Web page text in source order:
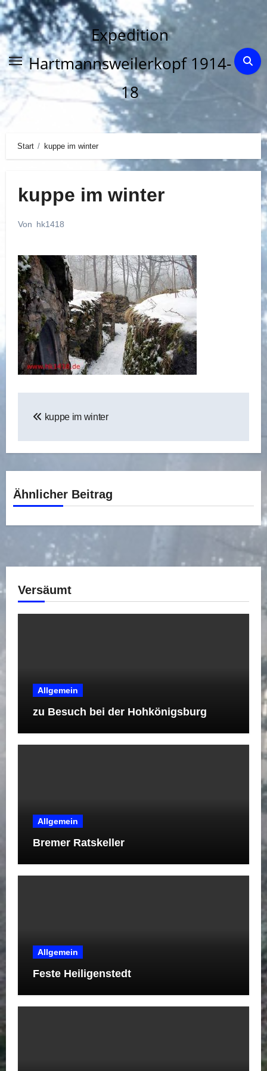
Zum
Inhalt
springen
Expedition
Hartmannsweilerkopf 1914-
18
Start kuppe im winter
kuppe im winter
Von hk1418
kuppe im winter
Ähnlicher Beitrag
Versäumt
Allgemein
zu Besuch bei der Hohkönigsburg
Allgemein
Bremer Ratskeller
Allgemein
Feste Heiligenstedt